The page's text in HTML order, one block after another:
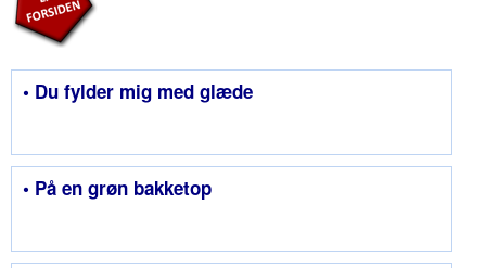
• Du fylder mig med glæde
• På en grøn bakketop